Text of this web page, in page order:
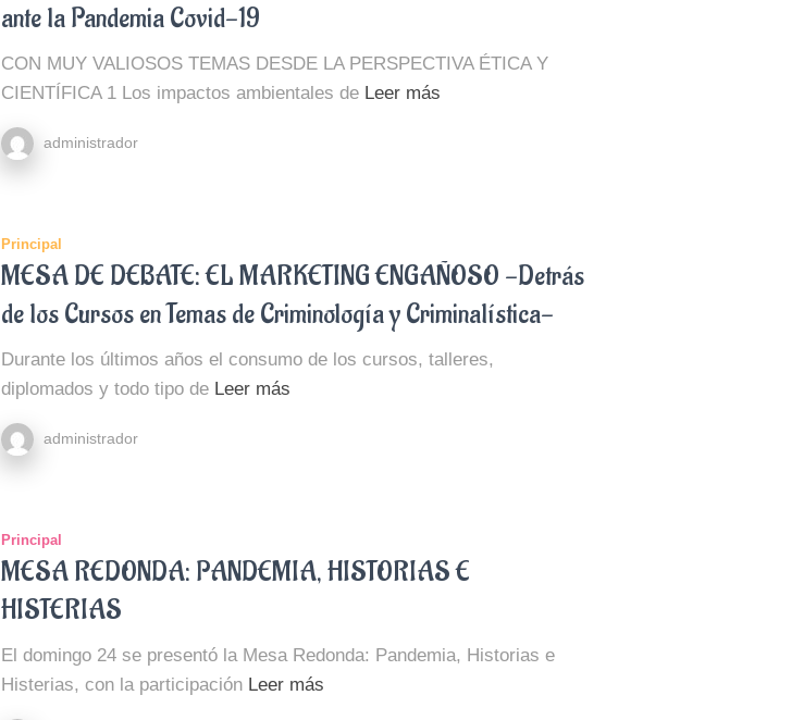
ante la Pandemia Covid-19
CON MUY VALIOSOS TEMAS DESDE LA PERSPECTIVA ÉTICA Y
CIENTÍFICA 1 Los impactos ambientales de Leer más
administrador
Principal
MESA DE DEBATE: EL MARKETING ENGAÑOSO -Detrás
de los Cursos en Temas de Criminología y Criminalística-
Durante los últimos años el consumo de los cursos, talleres,
diplomados y todo tipo de Leer más
administrador
Principal
MESA REDONDA: PANDEMIA, HISTORIAS E
HISTERIAS
El domingo 24 se presentó la Mesa Redonda: Pandemia, Historias e
Histerias, con la participación Leer más